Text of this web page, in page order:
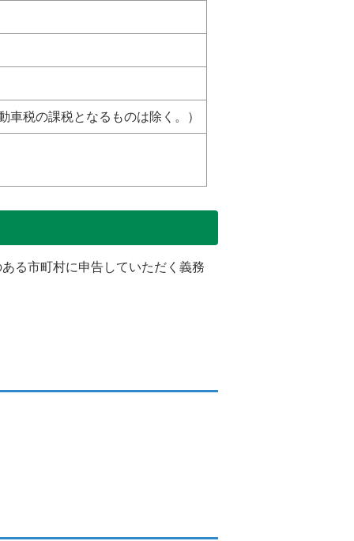
税の課税となるものは除く。）
る市町村に申告していただく義務